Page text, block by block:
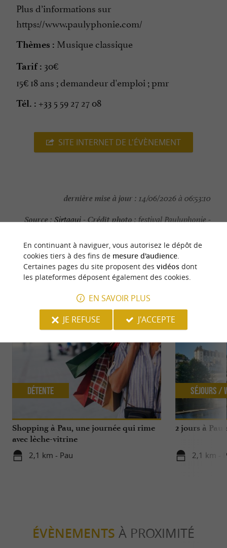
Plus d’informations sur
https://www.paulyphonie.com/
Thèmes : Musique classique
Tarif : 30€
15€ 18 ans ; demandeur d'emploi ; pmr
Tél. : +33 5 59 27 27 08
SITE INTERNET DE L'ÉVÈNEMENT
dernière mise à jour : 14/06/2026 à 06:53:10
Source :Sirtaqui-Crédit photo :festival Paulyphonie -
NOUS AVONS TESTÉPOUR VOUS
Shopping à Pau, une journée qui rime
avec lèche-vitrine
2,1 km - Pau
Détente
2 jours à
2,1 km -
Séjours /
ÉVÈNEMENTS À PROXIMITÉ
En continuant à naviguer, vous autorisez le dépôt de
cookies tiers à des fins de mesure d'audience.
Certaines pages du site proposent des vidéosdont
les plateformes déposent également des cookies.
EN SAVOIR PLUS
JE REFUSE
J'ACCEPTE